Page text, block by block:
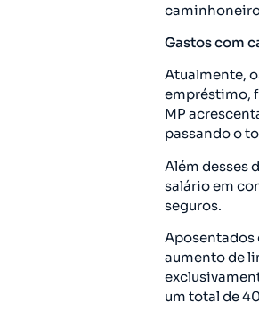
caminhoneiro
Gastos com
Atualmente,
empréstimo,
MP
passando o
Além desses
salário em
seguros.
Aposentados
aumento de
um total de